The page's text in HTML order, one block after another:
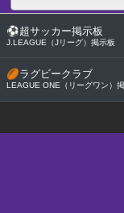
⚽超サッカー掲示板
J.LEAGUE（Jリーグ）掲示板
🏉ラグビークラブ
LEAGUE ONE（リーグワン）